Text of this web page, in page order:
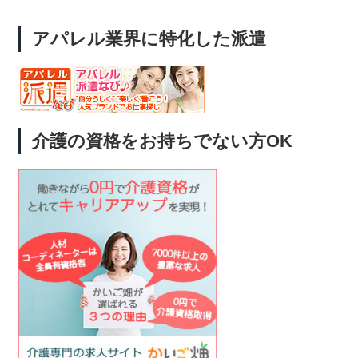
アパレル業界に特化した派遣
介護の資格をお持ちでない方OK